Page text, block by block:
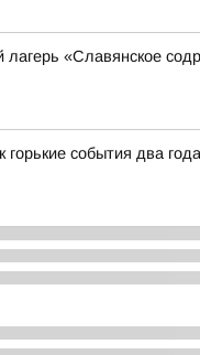
«Славянское
события два